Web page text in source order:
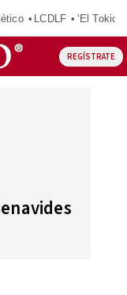
LCDLF ‘El Tokio’
REGÍSTRATE